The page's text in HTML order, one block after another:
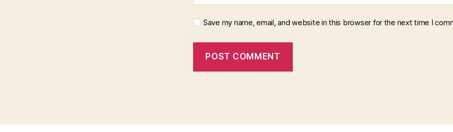
Save my name, email, and website in this browser for the next time I